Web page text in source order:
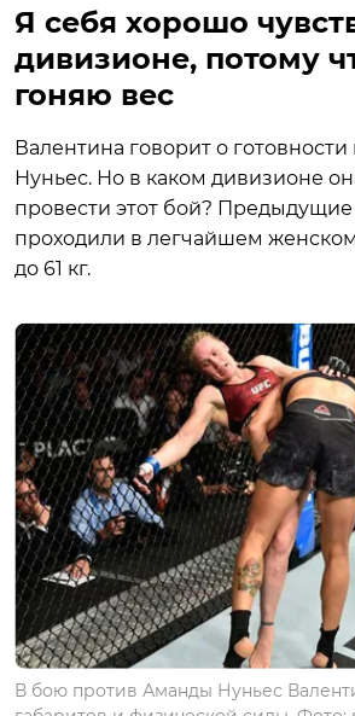
Я себя хорошо
дивизионе, потому
гоняю вес
Валентина говорит о
Нуньес. Но в каком дивизионе
провести этот бой?
проходили в легчайшем
до 61 кг.
В бою против Аманды Нуньес